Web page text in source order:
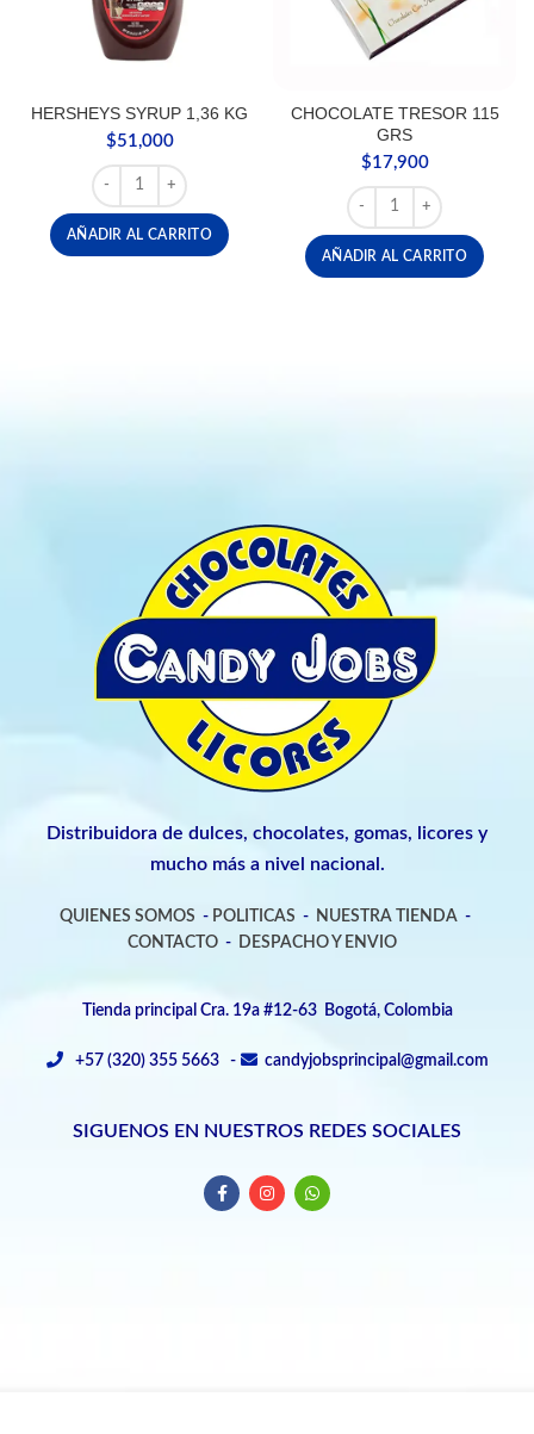
HERSHEYS SYRUP 1,36 KG
$51,000
HERSHEYS SYRUP 1,36 KG cantidad
AÑADIR AL CARRITO
CHOCOLATE TRESOR 115
GRS
$17,900
CHOCOLATE TRESOR
AÑADIR AL CARRITO
Distribuidora de dulces, chocolates, gomas, licores y
mucho más a nivel nacional.
QUIENES SOMOS - POLITICAS - NUESTRA TIENDA -
CONTACTO- DESPACHO Y ENVIO
Tienda principal Cra. 19a #12-63 Bogotá, Colombia
+57 (320) 355 5663 - candyjobsprincipal@gmail.com
SIGUENOS EN NUESTROS REDES SOCIALES